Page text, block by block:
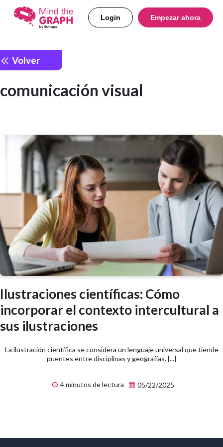
Login Empezar ahora
Volver
comunicación visual
Ilustraciones científicas: Cómo
incorporar el contexto intercultural a
sus ilustraciones
La ilustración científica se considera un lenguaje universal que tiende
puentes entre disciplinas y geografías. [...]
4 minutos de lectura 05/22/2025